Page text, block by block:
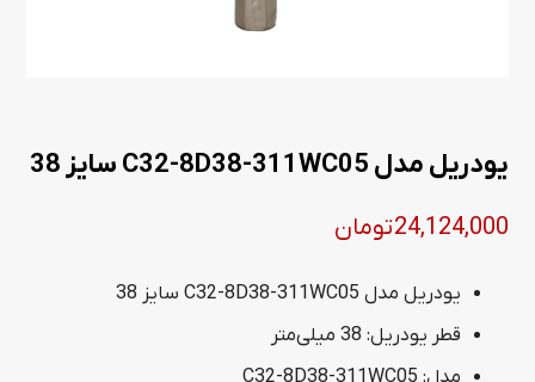
یودریل مدل C32-8D38-311WC05 سایز 38
24,124,000تومان
یودریل مدل C32-8D38-311WC05 سایز 38
قطر یودریل: 38 میلی‌متر
مدل: C32-8D38-311WC05